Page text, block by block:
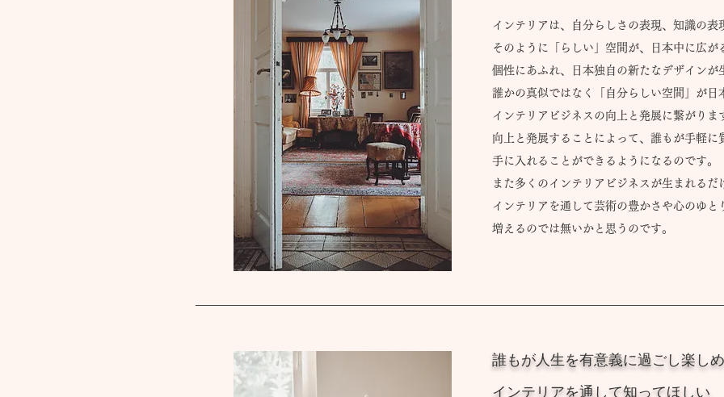
インテリアは、自分らしさの表現、知識の表
そのように「らしい」空間が、日本中に広が
個性にあふれ、日本独自の新たなデザインが
誰かの真似ではなく「自分らしい空間」が日
インテリアビジネスの向上と発展に繋がりま
向上と発展することによって、誰もが手軽に
手に入れることができるようになるのです。
また多くのインテリアビジネスが生まれるだ
インテリアを通して芸術の豊かさや心のゆと
増えるのでは無いかと思うのです。
誰もが人生を有意義に過ごし楽しめ
インテリアを通して知ってほしい